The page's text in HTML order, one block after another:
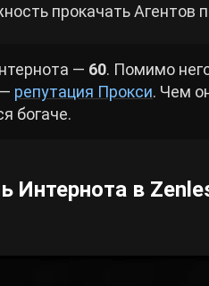
прокачать Агентов
— 60. Помимо
репутация Прокси. Чем
богаче.
Интернота в